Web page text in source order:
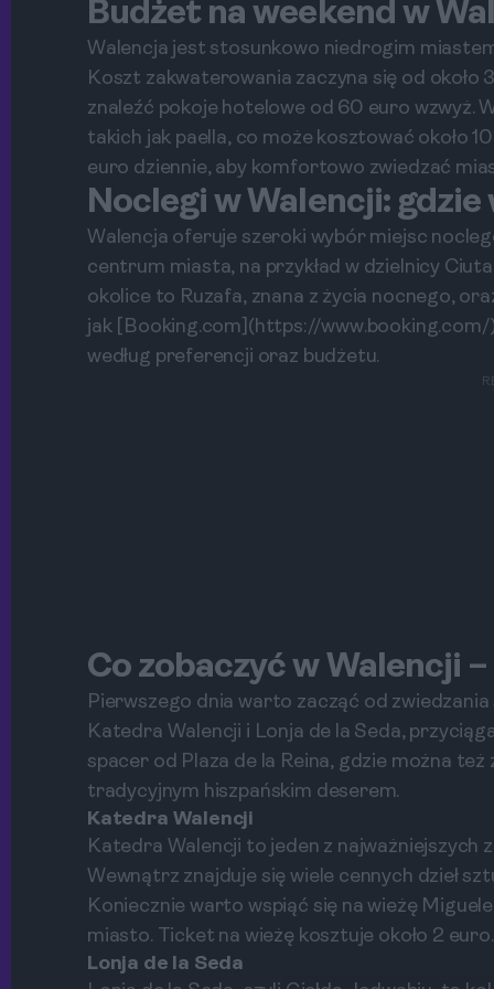
Budżet na weekend w
Walencja jest stosunkowo niedrogim
Koszt zakwaterowania zaczyna się od około
znaleźć pokoje hotelowe od 60 euro wzwyż.
takich jak paella, co może kosztować około
euro dziennie, aby komfortowo zwiedzać
Noclegi w Walencji:
Walencja oferuje szeroki wybór miejsc
centrum miasta, na przykład w dzielnicy
okolice to Ruzafa, znana z życia nocnego,
jak [Booking.com](https://
według preferencji oraz budżetu.
Co zobaczyć w Walencji –
Pierwszego dnia warto zacząć od
Katedra Walencji i Lonja de la Seda,
spacer od Plaza de la Reina, gdzie można
tradycyjnym hiszpańskim deserem.
Katedra Walencji
Katedra Walencji to jeden z najważniejszych
Wewnątrz znajduje się wiele cennych dzieł
Koniecznie warto wspiąć się na wieżę
miasto. Ticket na wieżę kosztuje około 2 euro.
Lonja de la Seda